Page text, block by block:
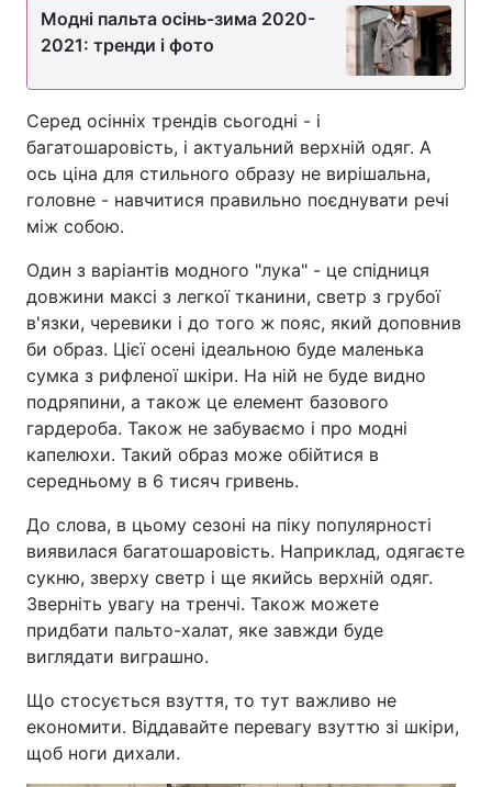
Україна Політика
Економіка
Техно і зв'язок Лайт
Зброя Інциденти
Цікавинки Погода
Екологія Регіони
Лонгріди
Відео з Youtube Статті
Архів Вакансії
Контакти
Послуги
Модні пальта осінь-зима 2020-
2021: тренди і фото
Серед осінніх трендів сьогодні - і
багатошаровість, і актуальний верхній одяг. А
ось ціна для стильного образу не вирішальна,
головне - навчитися правильно поєднувати речі
між собою.
Один з варіантів модного "лука" - це спідниця
довжини максі з легкої тканини, светр з грубої
в'язки, черевики і до того ж пояс, який доповнив
би образ. Цієї осені ідеальною буде маленька
сумка з рифленої шкіри. На ній не буде видно
подряпини, а також це елемент базового
гардероба. Також не забуваємо і про модні
капелюхи. Такий образ може обійтися в
середньому в 6 тисяч гривень.
До слова, в цьому сезоні на піку популярності
виявилася багатошаровість. Наприклад, одягаєте
сукню, зверху светр і ще якийсь верхній одяг.
Зверніть увагу на тренчі. Також можете
придбати пальто-халат, яке завжди буде
виглядати виграшно.
Що стосується взуття, то тут важливо не
економити. Віддавайте перевагу взуттю зі шкіри,
щоб ноги дихали.